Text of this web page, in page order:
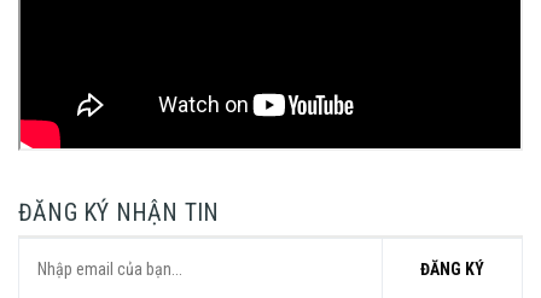
ĐĂNG KÝ NHẬN TIN
ĐĂNG KÝ